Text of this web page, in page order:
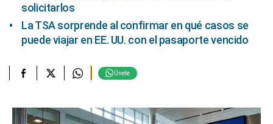
solicitarlos
La TSA sorprende al confirmar en qué casos se
puede viajar en EE. UU. con el pasaporte vencido
Únete